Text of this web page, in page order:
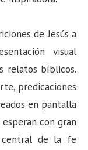
de Jesús a
visual
relatos bíblicos.
predicaciones
en pantalla
con gran
central de la fe